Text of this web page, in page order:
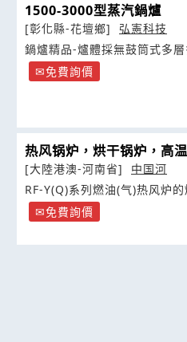
1500-3000型蒸汽鍋爐
[彰化縣-花壇鄉]
弘憲科技
鍋爐精品-爐體採無鼓筒式多
次燃燒室及三次回收室
免費詢價
热风锅炉，烘干锅炉，高
[大陸港澳-河南省]
中国河
RF-Y(Q)系列燃油(气)热风炉
免費詢價